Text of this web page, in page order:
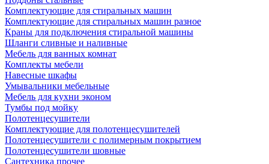
Комплектующие для стиральных машин
Комплектующие для стиральных машин разное
Краны для подключения стиральной машины
Шланги сливные и наливные
Мебель для ванных комнат
Комплекты мебели
Навесные шкафы
Умывальники мебельные
Мебель для кухни эконом
Тумбы под мойку
Полотенцесушители
Комплектующие для полотенцесушителей
Полотенцесушители с полимерным покрытием
Полотенцесушители шовные
Сантехника прочее